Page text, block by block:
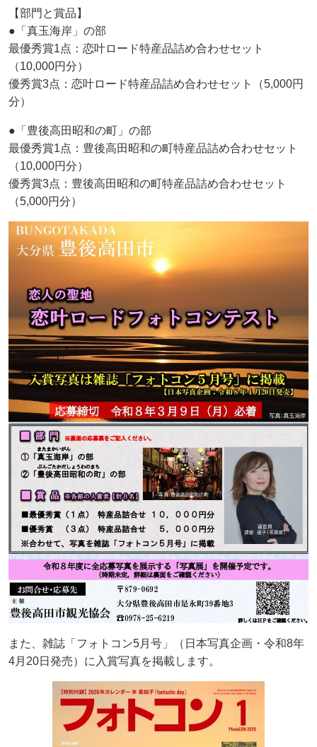
【部門と賞品】
●「真玉海岸」の部
最優秀賞1点：恋叶ロード特産品詰め合わせセット
（10,000円分）
優秀賞3点：恋叶ロード特産品詰め合わせセット（5,000円
分）
●「豊後高田昭和の町」の部
最優秀賞1点：豊後高田昭和の町特産品詰め合わせセット
（10,000円分）
優秀賞3点：豊後高田昭和の町特産品詰め合わせセット
（5,000円分）
また、雑誌「フォトコン5月号」（日本写真企画・令和8年
4月20日発売）に入賞写真を掲載します。